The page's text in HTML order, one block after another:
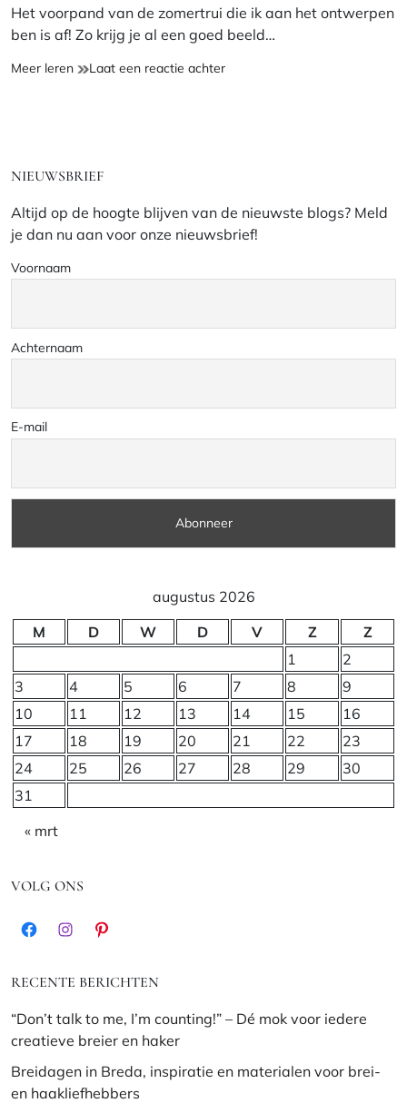
Het voorpand van de zomertrui die ik aan het ontwerpen
ben is af! Zo krijg je al een goed beeld…
Meer leren Katoenen
Laat een reactie achterop
NIEUWSBRIEF
Altijd op de hoogte blijven van de nieuwste blogs? Meld
je dan nu aan voor onze nieuwsbrief!
Voornaam
Achternaam
E-mail
augustus 2026
M
D W D V Z
Z
1
2
3
4 5 6 7 8
9
10
11 12 13 14 15
16
17
18 19 20 21 22
23
24
25 26 27 28 29
30
31
« mrt
VOLG ONS
FacebookInstagramPinterest
RECENTE BERICHTEN
“Don’t talk to me, I’m counting!” – Dé mok voor iedere
creatieve breier en haker
Breidagen in Breda, inspiratie en materialen voor brei-
en haakliefhebbers